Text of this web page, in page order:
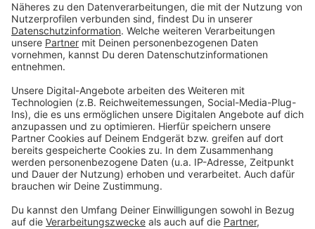
und die Einsatzkräfte selbst zu schützen. Zudem wird
das Strafrecht verschärft, um Einsatzkräfte vor
gefährlichen Hinterhalten zu schützen.
Anzeige
©picture alliance/dpa | Christoph Reichwein
Die Gewalt gegenüber Polizeibeamten spitzt sich
weiter zu. Experten fürchten, dass die bislang
greifenden Maßnahmen zu kurz kommen.
Anzeige